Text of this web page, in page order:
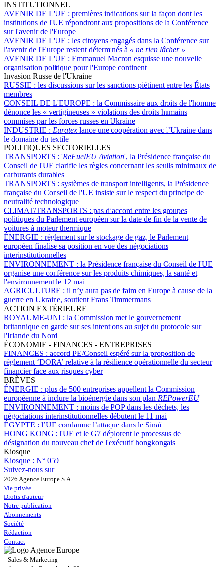
INSTITUTIONNEL
AVENIR DE L'UE : premières indications sur la façon dont les
institutions de l'UE répondront aux propositions de la Conférence
sur l'avenir de l'Europe
AVENIR DE L'UE : les citoyens engagés dans la Conférence sur
l'avenir de l'Europe restent déterminés à « ne rien lâcher »
AVENIR DE L'UE : Emmanuel Macron esquisse une nouvelle
organisation politique pour l'Europe continent
Invasion Russe de l'Ukraine
RUSSIE : les discussions sur les sanctions piétinent entre les États
membres
CONSEIL DE L'EUROPE : la Commissaire aux droits de l'homme
dénonce les « vertigineuses » violations des droits humains
commises par les forces russes en Ukraine
INDUSTRIE : Euratex lance une coopération avec l’Ukraine dans
le domaine du textile
POLITIQUES SECTORIELLES
TRANSPORTS : 'ReFuelEU Aviation', la Présidence française du
Conseil de l'UE clarifie les règles concernant les seuils minimaux de
carburants durables
TRANSPORTS : systèmes de transport intelligents, la Présidence
française du Conseil de l'UE insiste sur le respect du principe de
neutralité technologique
CLIMAT/TRANSPORTS : pas d’accord entre les groupes
politiques du Parlement européen sur la date de fin de la vente de
voitures à moteur thermique
ÉNERGIE : règlement sur le stockage de gaz, le Parlement
européen finalise sa position en vue des négociations
interinstitutionnelles
ENVIRONNEMENT : la Présidence française du Conseil de l'UE
organise une conférence sur les produits chimiques, la santé et
l'environnement le 12 mai
AGRICULTURE : il n’y aura pas de faim en Europe à cause de la
guerre en Ukraine, soutient Frans Timmermans
ACTION EXTÉRIEURE
ROYAUME-UNI : la Commission met le gouvernement
britannique en garde sur ses intentions au sujet du protocole sur
l'Irlande du Nord
ÉCONOMIE - FINANCES - ENTREPRISES
FINANCES : accord PE/Conseil espéré sur la proposition de
règlement ‘DORA’ relative à la résilience opérationnelle du secteur
financier face aux risques cyber
BRÈVES
ÉNERGIE : plus de 500 entreprises appellent la Commission
européenne à inclure la bioénergie dans son plan REPowerEU
ENVIRONNEMENT : moins de POP dans les déchets, les
négociations interinstitutionnelles débutent le 11 mai
ÉGYPTE : l’UE condamne l’attaque dans le Sinaï
HONG KONG : l'UE et le G7 déplorent le processus de
désignation du nouveau chef de l'exécutif hongkongais
Kiosque
Kiosque : N° 059
Suivez-nous sur
2026 Agence Europe S.A.
Vie privée
Droits d'auteur
Notre publication
Abonnements
Société
Rédaction
Contact
Sales & Marketing